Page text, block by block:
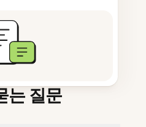
는 질문